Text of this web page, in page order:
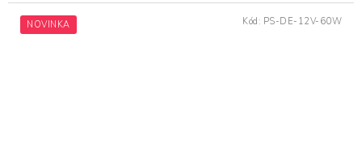
NOVINKA Kód: PS-DE-12V-60W